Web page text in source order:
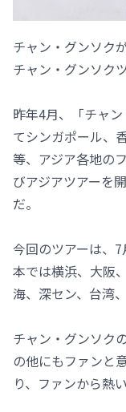
チャン・グンソク
チャン・グンソク
昨年4月、「チャ
てシンガポール、
等、アジア各地の
びアジアツアーを
だ。
今回のツアーは、
本では横浜、大阪
海、深セン、台湾
チャン・グンソク
の他にもファンと
り、ファンから熱